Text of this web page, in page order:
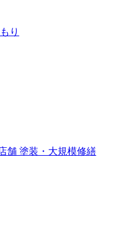
り
舗 塗装・大規模修繕